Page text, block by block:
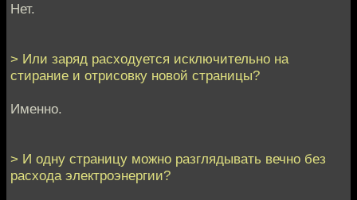
Нет.
> Или заряд расходуется исключительно на
стирание и отрисовку новой страницы?
Именно.
> И одну страницу можно разглядывать вечно без
расхода электроэнергии?